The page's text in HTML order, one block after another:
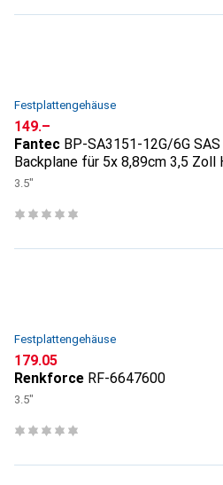
Festplattengehäuse
CHF
149.–
Fantec BP-SA3151-12G/6G SAS
Backplane für 5x 8,89cm 3,5 Zoll
cm
3.5"
Festplattengehäuse
CHF
179.05
Renkforce RF-6647600
3.5"